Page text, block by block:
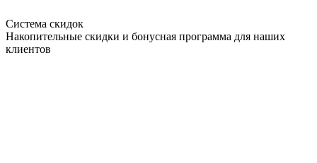
Система скидок
Накопительные скидки и бонусная программа для наших
клиентов